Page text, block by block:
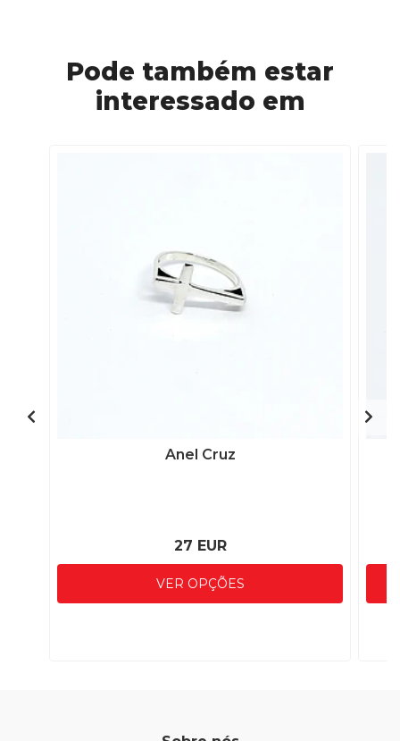
Pode também estar
interessado em
Anel Cruz
27 EUR
VER OPÇÕES